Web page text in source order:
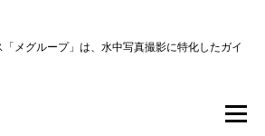
メグループ」は、水中写真撮影に特化したガイ
メニュー